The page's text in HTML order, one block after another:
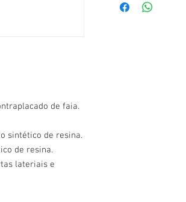
de faia.
sintético de resina.
de resina.
lateriais e